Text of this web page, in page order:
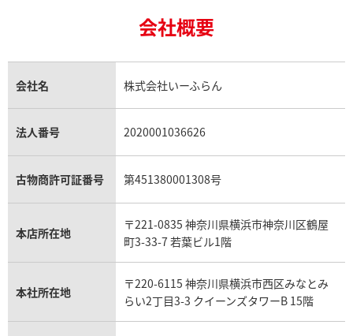
金貨買取
貴金属買取
銀・シルバー買取
パラジウム買取
トパーズ買取
タンザナイト買取
パライバトルマリン買取
キャッツアイ買取
ガーネット買取
アクアマリン買取
ロレックス エクスプローラー買取
ロレックス デイトジャスト買取
パテック フィリップ買取
パテック フィリップノーチラス買取
ヴァシュロン・コンスタンタン買取
オメガ買取
カルティエ買取
フランク ミュラー買取
リシャール・ミル買取
パネライ買取
チューダー（チュードル）買取
シャネル マトラッセ買取
セリーヌ買取
プラダ買取
ヴァンクリーフ＆アーペル買取
ショーメ買取
ダミアーニ買取
モーブッサン買取
会社概要
会社名 株式会社いーふらん
法人番号 2020001036626
古物商許可証番号 第451380001308号
本店所在地
〒221-0835 神奈川県横浜市神奈川区鶴屋
町3-33-7 若葉ビル1階
本社所在地
〒220-6115 神奈川県横浜市西区みなとみ
らい2丁目3-3 クイーンズタワーB 15階